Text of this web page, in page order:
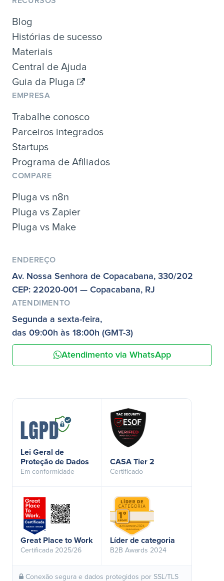
Blog
Histórias de sucesso
Materiais
Central de Ajuda
Guia da Pluga
EMPRESA
Trabalhe conosco
Parceiros integrados
Startups
Programa de Afiliados
COMPARE
Pluga vs n8n
Pluga vs Zapier
Pluga vs Make
ENDEREÇO
Av. Nossa Senhora de Copacabana, 330/202
CEP: 22020-001 — Copacabana, RJ
ATENDIMENTO
Segunda a sexta-feira,
das 09:00h às 18:00h (GMT-3)
Atendimento via WhatsApp
Lei Geral de
Proteção de Dados
Em conformidade
CASA Tier 2
Certificado
Great Place to Work
Certificada 2025/26
Líder de categoria
B2B Awards 2024
Conexão segura e dados protegidos por SSL/TLS